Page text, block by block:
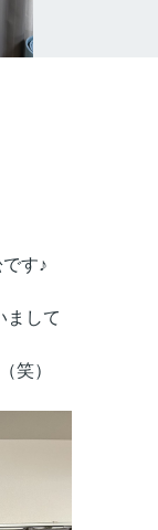
す♪
まして
笑）